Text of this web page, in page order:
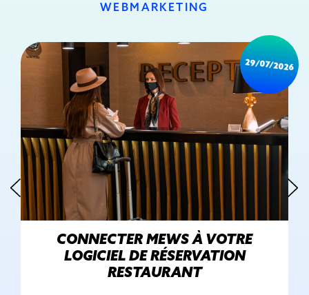
WEBMARKETING
29/07/2026
CONNECTER MEWS À VOTRE
LOGICIEL DE RÉSERVATION
RESTAURANT